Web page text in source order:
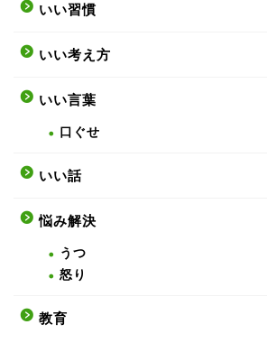
いい習慣
いい考え方
いい言葉
口ぐせ
いい話
悩み解決
うつ
怒り
教育